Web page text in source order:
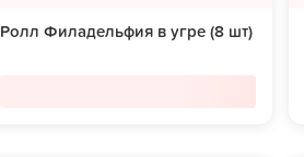
Ролл Филадельфия в угре (8 шт)